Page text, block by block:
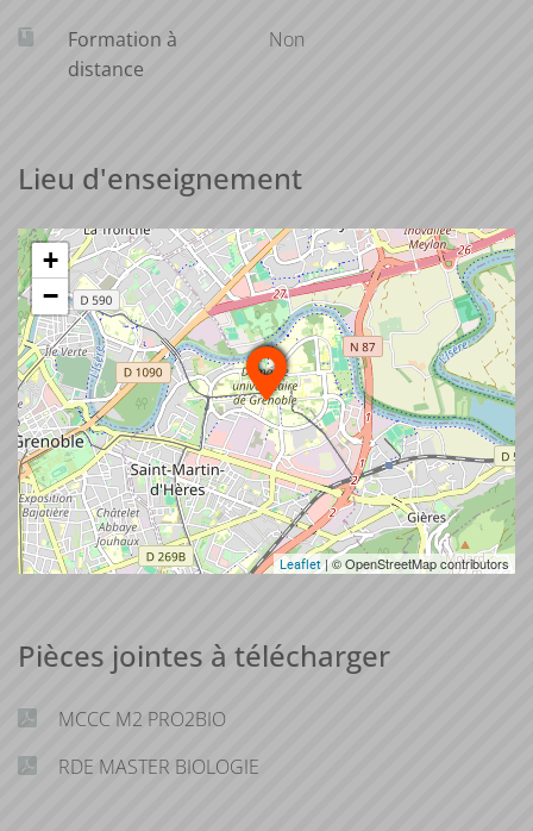
débouchés: Ingénieur d'étude, Ingénieur R&D, Ingénieur
de recherche, Ingénieur plate forme, expert Bioprocess
Formation à
distance
Non
Lieu d'enseignement
+
−
Leaflet| © OpenStreetMap contributors
Pièces jointes à télécharger
MCCC M2 PRO2BIO
RDE MASTER BIOLOGIE